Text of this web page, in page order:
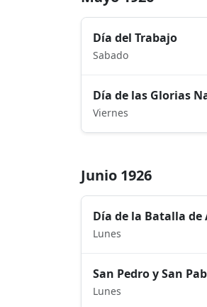
Día del Trabajo
Sabado
Día de las Glorias
Viernes
Junio 1926
Día de la Batalla
Lunes
San Pedro y San
Lunes